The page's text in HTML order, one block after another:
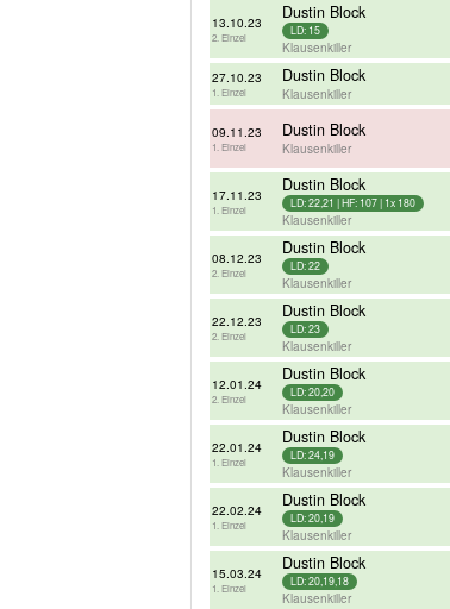
13.10.23
2. Einzel
Dustin Block
LD: 15
Klausenkiller
27.10.23
1. Einzel
Dustin Block
Klausenkiller
09.11.23
1. Einzel
Dustin Block
Klausenkiller
17.11.23
1. Einzel
Dustin Block
LD: 22,21 | HF: 107 | 1x 180
Klausenkiller
08.12.23
2. Einzel
Dustin Block
LD: 22
Klausenkiller
22.12.23
2. Einzel
Dustin Block
LD: 23
Klausenkiller
12.01.24
2. Einzel
Dustin Block
LD: 20,20
Klausenkiller
22.01.24
1. Einzel
Dustin Block
LD: 24,19
Klausenkiller
22.02.24
1. Einzel
Dustin Block
LD: 20,19
Klausenkiller
15.03.24
1. Einzel
Dustin Block
LD: 20,19,18
Klausenkiller